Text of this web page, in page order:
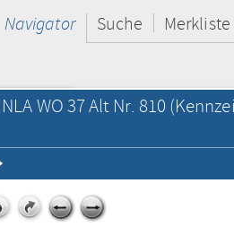
Navigator Suche Merkliste
WO 37 Alt Nr. 810